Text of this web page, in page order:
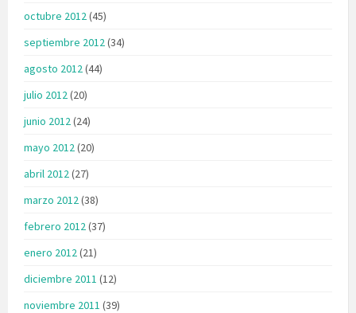
octubre 2012(45)
septiembre 2012(34)
agosto 2012(44)
julio 2012(20)
junio 2012(24)
mayo 2012(20)
abril 2012(27)
marzo 2012(38)
febrero 2012(37)
enero 2012(21)
diciembre 2011 (12)
noviembre 2011 (39)